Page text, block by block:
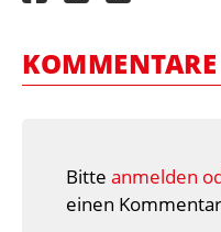
KOMMENTARE
Bitte anmelden
einen